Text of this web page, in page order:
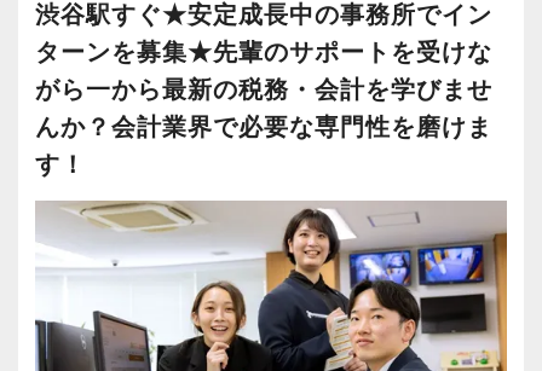
社員の持つ「やる・やりたい」という気持ちを
大事にしているため、資格を持っていなくて
も、スピーディーなキャリアアップが可能で
す！
会計事務所経験者の方には幅広い業務に携わっ
ていただき、早い段階から部下やチームのマネ
ジメント業務にも挑戦できます！これまでの経
験・知識を活かしながら、さらに上のステージ
でキャリアアップをしませんか？
渋谷駅すぐ★安定成長中の事務所でイン
ターンを募集★先輩のサポートを受けな
がら一から最新の税務・会計を学びませ
んか？会計業界で必要な専門性を磨けま
す！